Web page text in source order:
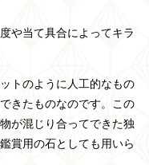
や当て具合によってキラ
トのように人工的なもの
きたものなのです。この
が混じり合ってできた独
賞用の石としても用いら